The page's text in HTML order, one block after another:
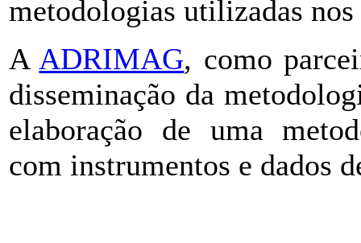
metodologias utilizadas
A ADRIMAG, como
disseminação da
elaboração de uma
com instrumentos e dados